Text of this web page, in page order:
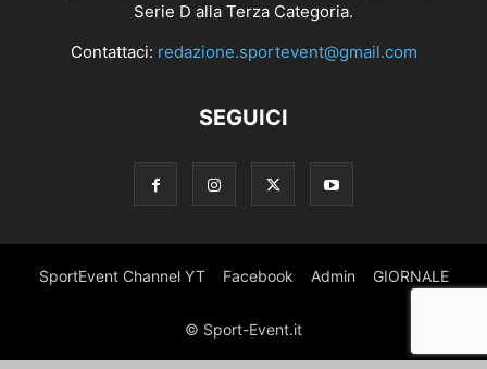
Serie D alla Terza Categoria.
Contattaci: redazione.sportevent@gmail.com
SEGUICI
SportEvent Channel YT Facebook Admin GIORNALE
© Sport-Event.it